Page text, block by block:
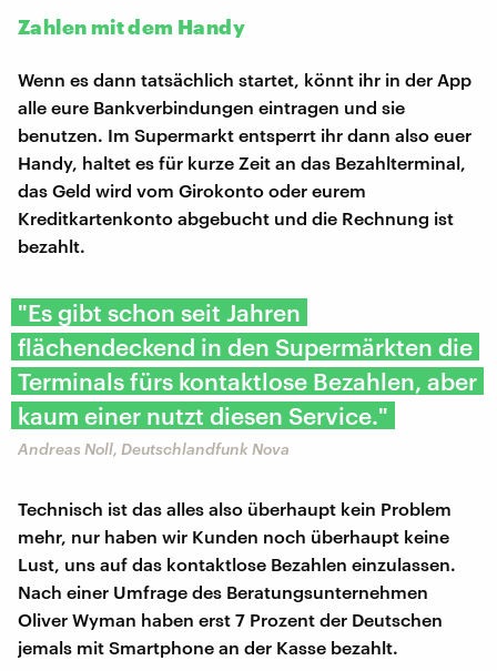
Zahlen mit dem Handy
Wenn es dann tatsächlich startet, könnt ihr in der App
alle eure Bankverbindungen eintragen und sie
benutzen. Im Supermarkt entsperrt ihr dann also euer
Handy, haltet es für kurze Zeit an das Bezahlterminal,
das Geld wird vom Girokonto oder eurem
Kreditkartenkonto abgebucht und die Rechnung ist
bezahlt.
"Es gibt schon seit Jahren
flächendeckend in den Supermärkten die
Terminals fürs kontaktlose Bezahlen, aber
kaum einer nutzt diesen Service."
Andreas Noll, Deutschlandfunk Nova
Technisch ist das alles also überhaupt kein Problem
mehr, nur haben wir Kunden noch überhaupt keine
Lust, uns auf das kontaktlose Bezahlen einzulassen.
Nach einer Umfrage des Beratungsunternehmen
Oliver Wyman haben erst 7 Prozent der Deutschen
jemals mit Smartphone an der Kasse bezahlt.